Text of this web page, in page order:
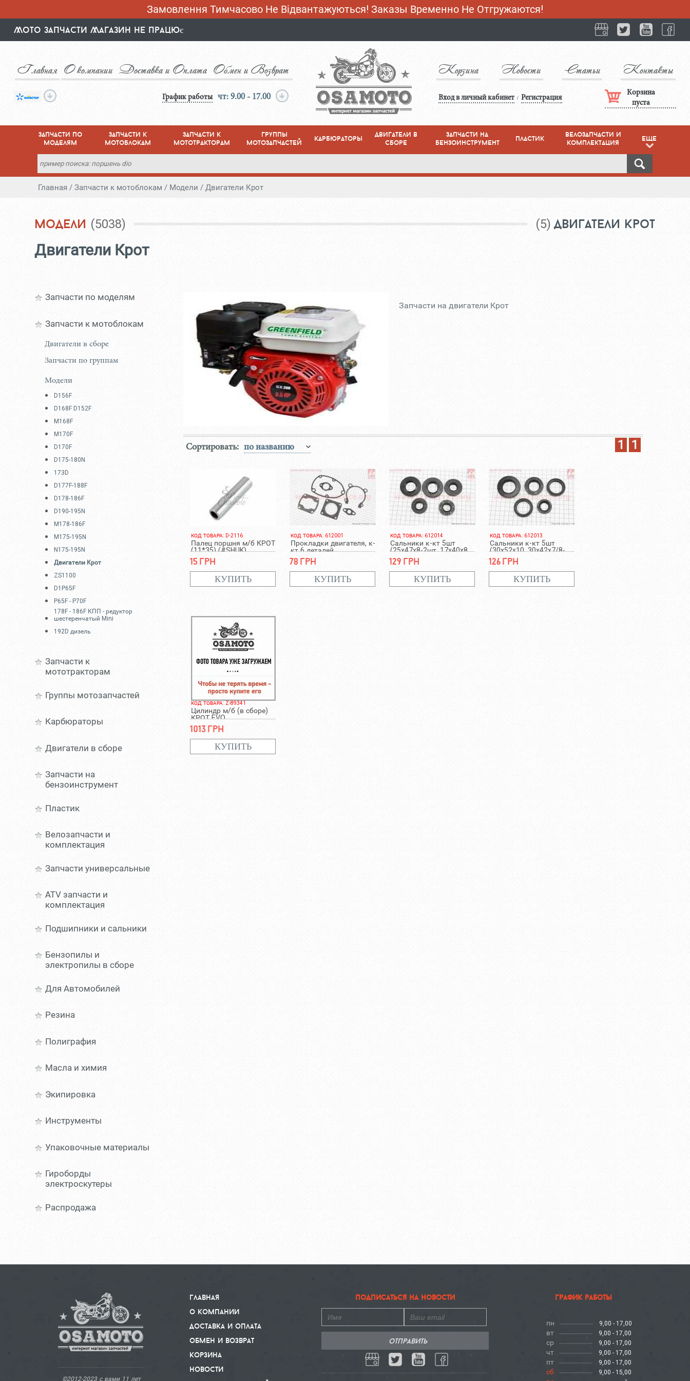
Замовлення Тимчасово Не Відвантажуються! Заказы Временно Не Отгружаются!
Мото запчасти Магазин не працює
Главная О компании Доставка и Оплата Обмен и Возврат
График работы чт: 9.00 - 17.00
Корзина Новости Статьи Контакты
Вход в личный кабинет / Регистрация
Корзина
пуста
запчасти по
моделям
запчасти к
мотоблокам
запчасти к
мототракторам
группы
мотозапчастей
карбюраторы
двигатели в
сборе
запчасти на
бензоинструмент
пластик
велозапчасти и
комплектация
eще
Главная / Запчасти к мотоблокам / Модели / Двигатели Крот
модели (5038) (5)двигатели крот
Двигатели Крот
Запчасти по моделям
Запчасти к мотоблокам
Двигатели в сборе
Запчасти по группам
Модели
D156F
D168F D152F
M168F
M170F
D170F
D175-180N
173D
D177F-188F
D178-186F
D190-195N
M178-186F
M175-195N
N175-195N
Двигатели Крот
ZS1100
D1P65F
P65F - P70F
178F - 186F КПП - редуктор
шестеренчатый Mini
192D дизель
Запчасти к
мототракторам
Группы мотозапчастей
Карбюраторы
Двигатели в сборе
Запчасти на
бензоинструмент
Пластик
Велозапчасти и
комплектация
Запчасти универсальные
ATV запчасти и
комплектация
Подшипники и сальники
Бензопилы и
электропилы в сборе
Для Автомобилей
Резина
Полиграфия
Масла и химия
Экипировка
Инструменты
Упаковочные материалы
Гироборды
электроскутеры
Распродажа
Запчасти на двигатели Крот
Сортировать: 1 1
КОД ТОВАРА: D-2116
Палец поршня м/б КРОТ
(11*35) (#SHUK)
15 грн
КОД ТОВАРА: 612001
Прокладки двигателя, к-
кт 6 деталей
78 грн
КОД ТОВАРА: 612014
Сальники к-кт 5шт
(25x47x8-2шт, 17x40x8,
17x35x8-2шт) КРОТ
129 грн
КОД ТОВАРА: 612013
Сальники к-кт 5шт
(30x52x10, 30x42x7/8-
2шт, 25x42x10, 19x32x6)
КАСКАД, НЕВА, ОКА,
ЛУЧ
126 грн
КОД ТОВАРА: Z-89341
Цилиндр м/б (в сборе)
КРОТ EVO
1013 грн
©2012-2023 с вами 11 лет
главная
о компании
доставка и оплата
обмен и возврат
корзина
новости
подписаться на новости график работы
пн 9,00 - 17,00
вт 9,00 - 17,00
ср 9,00 - 17,00
чт 9,00 - 17,00
пт 9,00 - 17,00
сб 9,00 - 15,00